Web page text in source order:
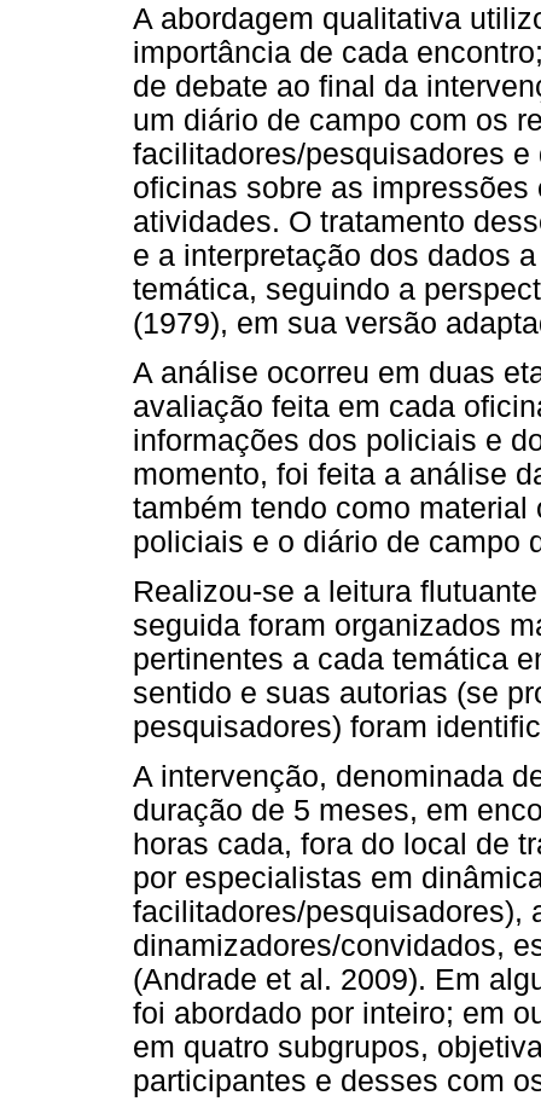
A abordagem qualitativa
importância de cada
de debate ao final da
um diário de campo com os
facilitadores/pesquisadores
oficinas sobre as
atividades. O tratamento
e a interpretação dos dados
temática, seguindo a
(1979), em sua versão
A análise ocorreu em duas
avaliação feita em cada
informações dos policiais e
momento, foi feita a análise
também tendo como
policiais e o diário de campo
Realizou-se a leitura
seguida foram organizados
pertinentes a cada temática
sentido e suas autorias (se
pesquisadores) foram
A intervenção, denominada
duração de 5 meses, em
horas cada, fora do local de
por especialistas em
facilitadores/pesquisadores),
dinamizadores/convidados,
(Andrade et al. 2009). Em
foi abordado por inteiro; em
em quatro subgrupos,
participantes e desses com